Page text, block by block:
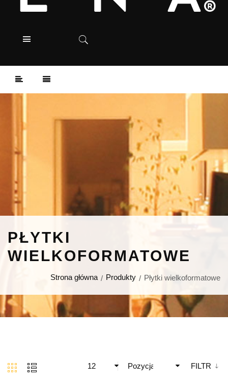
PŁYTKI
WIELKOFORMATOWE
Strona główna Produkty Płytki wielkoformatowe
Pozycja FILTR
12